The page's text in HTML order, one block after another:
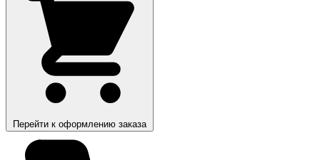
Перейти к оформлению заказа